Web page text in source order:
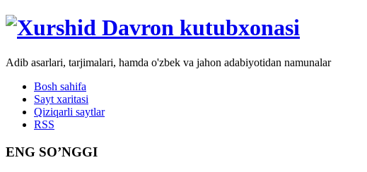
Adib asarlari, tarjimalari, hamda o'zbek va jahon adabiyotidan namunalar
Bosh sahifa
Sayt xaritasi
Qiziqarli saytlar
RSS
ENG SO’NGGI